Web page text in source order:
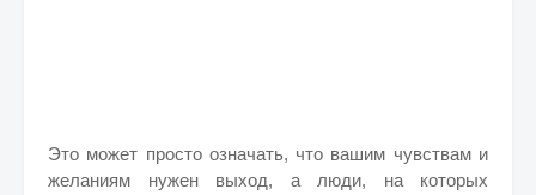
Это может просто означать, что вашим чувствам и
желаниям нужен выход, а люди, на которых